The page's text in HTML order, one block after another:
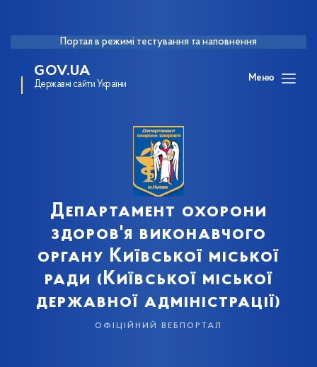
Портал в режимі тестування та наповнення
GOV.UA
Державні сайти України
Меню
Департамент охорони
здоров'я виконавчого
органу Київської міської
ради (Київської міської
державної адміністрації)
офіційний вебпортал